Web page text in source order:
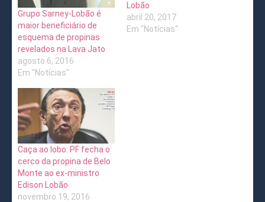
Grupo Sarney-Lobão é
maior beneficiário de
esquema de propinas
revelados na Lava Jato
agosto 6, 2016
Em "Notícias"
Lobão
abril 20, 2017
Em "Notícias"
Caça ao lobo: PF fecha o
cerco da propina de Belo
Monte ao ex-ministro
Edison Lobão
novembro 19, 2016